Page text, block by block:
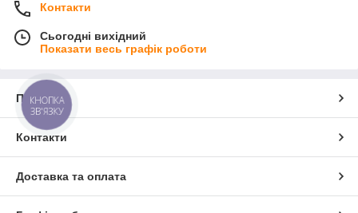
Контакти
Сьогодні вихідний
Показати весь графік роботи
Про нас
Контакти
Доставка та оплата
КНОПКА
ЗВ'ЯЗКУ